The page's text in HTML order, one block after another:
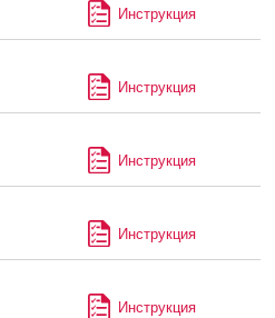
Инструкция
Инструкция
Инструкция
Инструкция
Инструкция